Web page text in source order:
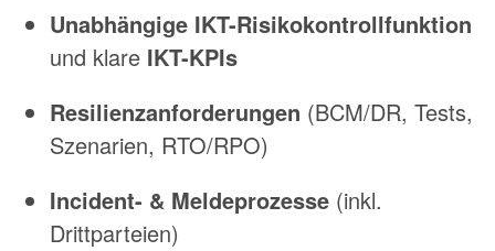
Unabhängige IKT-Risikokontrollfunktion
und klare IKT-KPIs
Resilienzanforderungen (BCM/DR, Tests,
Szenarien, RTO/RPO)
Incident- & Meldeprozesse (inkl.
Drittparteien)